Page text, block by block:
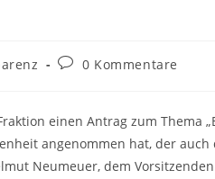
0 Kommentare
einen Antrag zum Thema
angenommen hat, der
Neumeuer, dem